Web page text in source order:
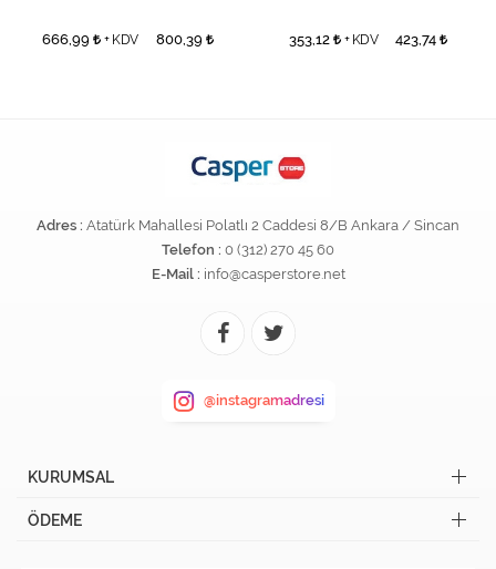
666,99 + KDV 800,39 353,12 + KDV 423,74
Adres : Atatürk Mahallesi Polatlı 2 Caddesi 8/B Ankara / Sincan
Telefon : 0 (312) 270 45 60
E-Mail : info@casperstore.net
@instagramadresi
KURUMSAL
ÖDEME